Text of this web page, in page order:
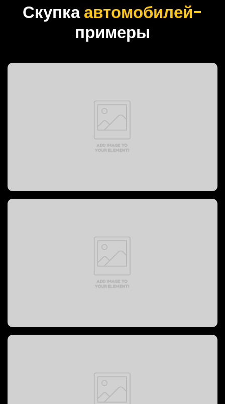
Скупкаавтомобилей-
примеры
PREVOST BUS, 1999 год
PREVOST BUS, 2004 год
PREVOST BUS, 2008 год